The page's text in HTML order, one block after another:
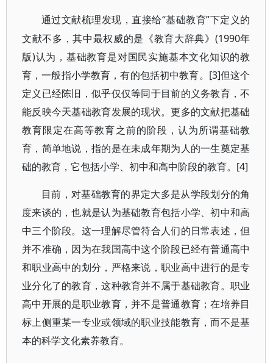
通过文献梳理发现，直接给“基础教育”下定义的
文献不多，其中最权威的是《教育大辞典》(1990年
版)认为，基础教育是对国民实施基本文化知识的教
育，一般指小学教育，有的包括初中教育。[3]但这个
定义已经陈旧，似乎仅仅等同于目前的义务教育，不
能反映今天基础教育发展的现状。更多的文献把基础
教育限定在高等教育之前的阶段，认为所谓基础教
育，简单地说，指的是在未成年期为人的一生奠定基
础的教育，它包括小学、初中和高中阶段的教育。[4]
目前，对基础教育的界定大多是从学段划分的角
度来谈的，也就是认为基础教育包括小学、初中和高
中三个阶段。这一理解尽管符合人们的日常表述，但
并不准确，因为在我国高中这个阶段已经有普通高中
和职业高中的划分，严格来说，职业高中进行的是专
业分化了的教育，这种教育并不属于基础教育。职业
高中开展的是职业教育，并不是普通教育；在培养目
标上侧重某一专业或领域的职业技能教育，而不是基
本的科学文化素养教育。